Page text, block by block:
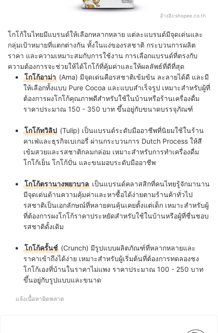
อ้างอิง:shopee.co.th
โกโก้ในไทยมีแบรนด์ให้เลือกหลากหลาย แต่ละแบรนด์มีจุดเด่นและ
กลุ่มเป้าหมายที่แตกต่างกัน ทั้งในแง่ของรสชาติ กระบวนการผลิต
ราคา และความเหมาะสมกับการใช้งาน การเลือกแบรนด์ที่ตรงกับ
ความต้องการจะช่วยให้ได้โกโก้ที่คุ้มค่าและให้ผลลัพธ์ที่ดีที่สุด
โกโก้อาม่า (Ama) มีจุดเด่นคือรสชาติเข้มข้น ละลายได้ดี และมี
ให้เลือกทั้งแบบ Pure Cocoa และแบบสำเร็จรูป เหมาะสำหรับผู้ที่
ต้องการผงโกโก้คุณภาพดีสำหรับใช้ในบ้านหรือร้านเครื่องดื่ม
ราคาประมาณ 150 - 350 บาท ขึ้นอยู่กับขนาดบรรจุภัณฑ์
โกโก้ทวิลิป (Tulip) เป็นแบรนด์ระดับมืออาชีพที่นิยมใช้ในร้าน
คาเฟ่และธุรกิจเบเกอรี่ ผ่านกระบวนการ Dutch Process ให้สี
เข้มสวยและรสชาติกลมกล่อม เหมาะสำหรับการทำเครื่องดื่ม
โกโก้เย็น โกโก้ปั่น และขนมอบระดับมืออาชีพ
โกโก้ตรานางพยาบาล เป็นแบรนด์คลาสสิกที่คนไทยรู้จักมานาน
มีจุดเด่นด้านความคุ้มค่าและหาซื้อได้ง่ายตามร้านค้าทั่วไป
รสชาติเป็นเอกลักษณ์ที่หลายคนคุ้นเคยตั้งแต่เด็ก เหมาะสำหรับผู้
ที่ต้องการผงโกโก้ราคาประหยัดสำหรับใช้ในบ้านหรือผู้ที่ชื่นชอบ
รสชาติดั้งเดิม
โกโก้ครั้นช์ (Crunch) มีรูปแบบผลิตภัณฑ์ที่หลากหลายและ
ราคาเข้าถึงได้ง่าย เหมาะสำหรับผู้เริ่มต้นที่ต้องการทดลองชง
โกโก้เองที่บ้านในราคาไม่แพง ราคาประมาณ 100 - 250 บาท
ขึ้นอยู่กับรูปแบบและขนาด
แจ้งเนื้อหาผิดพลาด